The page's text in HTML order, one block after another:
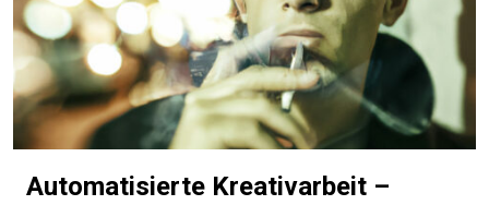
Automatisierte Kreativarbeit –